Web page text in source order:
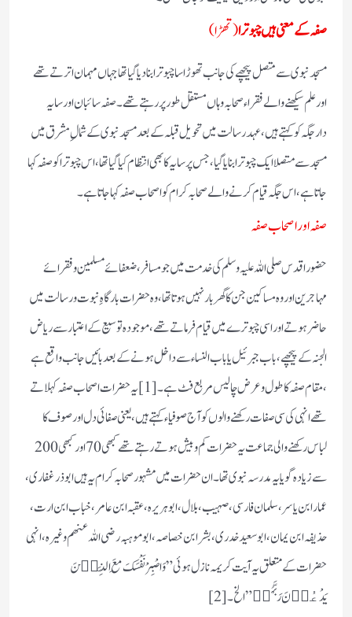
صفہ کے معنی ہیں چبوترا(تھڑا)
مسجد نبوی سے متصل پیچھے کی جانب تھوڑا سا چبوترا بنادیا گیا تھا جہاں مہمان اترتے تھے
اور علم سیکھنے والے فقراء صحابہ وہاں مستقل طور پر رہتے تھے۔صفہ سائبان اور سایہ
دارجگہ کو کہتے ہیں، عہد رسالت میں تحویل قبلہ کے بعد مسجد نبوی کے شمال ِمشرق میں
مسجدسے متصلا ایک چبوترا بنایا گیا ،جس پر سایہ کا بھی انتظام کیا گیا تھا ،اس چبوترا کو صفہ کہا
جاتا ہے ،اس جگہ قیام کرنے والے صحابہ کرام کو اصحاب صفہ کہا جاتا ہے ۔
صفہ اور اصحاب صفہ
حضور اقدس صلی اللہ علیہ وسلم کی خدمت میں جو مسافر ،ضعفائے مسلمین و فقرائے
مہاجرین اور وہ مساکین جن کا گھر بار نہیں ہوتا تھا ،وہ حضرات بارگاہِ نبوت ورسالت میں
حاضر ہوتے اور اسی چبوترے میں قیام فرماتے تھے،موجودہ توسیع کے اعتبار سے ریاض
الجنہ کے پیچھے ،باب جبرئیل یا باب النساء سے داخل ہونے کے بعد بائیں جانب واقع ہے
،مقام صفہ کا طول وعرض چالیس مربع فٹ ہے ۔[1] یہ حضرات اصحاب صفہ کہلاتے
تھے انہی کی سی صفات رکھنے والوں کو آج صوفیاء کہتے ہیں، یعنی صفائی دل اور صوف کا
لباس رکھنے والی جماعت یہ حضرات کم و بیش ہوتے رہتے تھے کبھی 70 اور کبھی 200
سے زیادہ گویا یہ مدرسہ نبوی تھا۔ ان حضرات میں مشہور صحابہ کرام یہ ہیں ابو ذر غفاری،
عمار ابن یاسر، سلمان فارسی، صہیب، بلال، ابوہریرہ، عقبہ ابن عامر، خباب ابن ارت،
حذیفہ ابن یمان، ابو سعیدخدری، بشر ابن خصاصہ، ابو موہبہ رضی اللہ عنھم وغیرہ ، انہی
حضرات کے متعلق یہ آیت کریمہ نازل ہوئی”وَاصْبِرْ نَفْسَکَ مَعَ الَّذِیۡنَ
یَدْعُوۡنَ رَبَّہُمۡ”الخ۔[2]